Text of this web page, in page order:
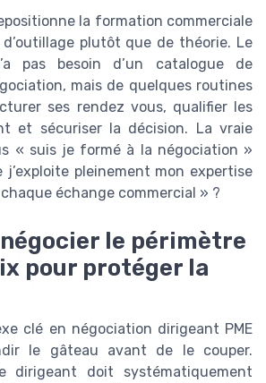
la formation commerciale
plutôt que de théorie. Le
pas besoin d’un catalogue de
mais de quelques routines
ses rendez vous, qualifier les
et sécuriser la décision. La vraie
« suis je formé à la négociation »
pleinement mon expertise
échange commercial » ?
négocier le périmètre
pour protéger la
clé en négociation dirigeant PME
le gâteau avant de le couper.
dirigeant doit systématiquement